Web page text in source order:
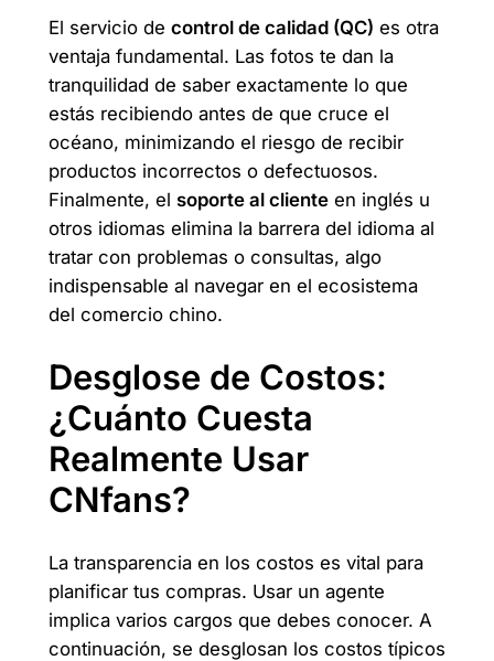
El servicio de control de calidad (QC) es otra
ventaja fundamental. Las fotos te dan la
tranquilidad de saber exactamente lo que
estás recibiendo antes de que cruce el
océano, minimizando el riesgo de recibir
productos incorrectos o defectuosos.
Finalmente, el soporte al clienteen inglés u
otros idiomas elimina la barrera del idioma al
tratar con problemas o consultas, algo
indispensable al navegar en el ecosistema
del comercio chino.
Desglose de Costos:
¿Cuánto Cuesta
Realmente Usar
CNfans?
La transparencia en los costos es vital para
planificar tus compras. Usar un agente
implica varios cargos que debes conocer. A
continuación, se desglosan los costos típicos